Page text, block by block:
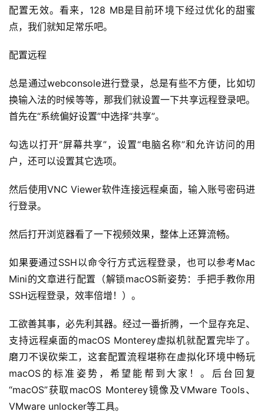
软
件
用
服
务
项
A
提
示
源
代
码
常
用
链
接
登录 注册
配置无效。看来，128 MB是目前环境下经过优化的甜蜜
点，我们就知足常乐吧。
配置远程
总是通过webconsole进行登录，总是有些不方便，比如切
换输入法的时候等等，那我们就设置一下共享远程登录吧。
首先在“系统偏好设置”中选择“共享”。
勾选以打开“屏幕共享”，设置“电脑名称”和允许访问的用
户，还可以设置其它选项。
然后使用VNC Viewer软件连接远程桌面，输入账号密码进
行登录。
然后打开浏览器看了一下视频效果，整体上还算流畅。
如果要通过SSH以命令行方式远程登录，也可以参考Mac
Mini的文章进行配置（解锁macOS新姿势：手把手教你用
SSH远程登录，效率倍增！）。
工欲善其事，必先利其器。经过一番折腾，一个显存充足、
支持远程桌面的macOS Monterey虚拟机就配置完毕了。
磨刀不误砍柴工，这套配置流程堪称在虚拟化环境中畅玩
macOS的标准姿势，希望能帮到大家！。后台回复
“macOS”获取macOS Monterey镜像及VMware Tools、
VMware unlocker等工具。